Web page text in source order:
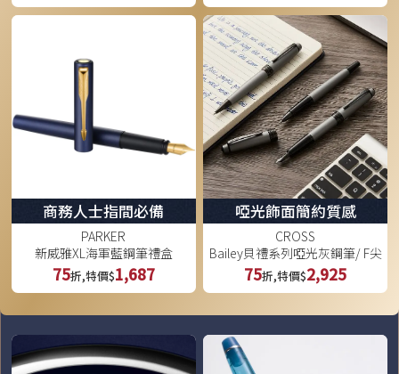
商務人士指間必備
PARKER
新威雅XL海軍藍鋼筆禮盒
75折,特價$1,687
啞光飾面簡約質感
CROSS
Bailey貝禮系列啞光灰鋼筆/ F尖
75折,特價$2,925